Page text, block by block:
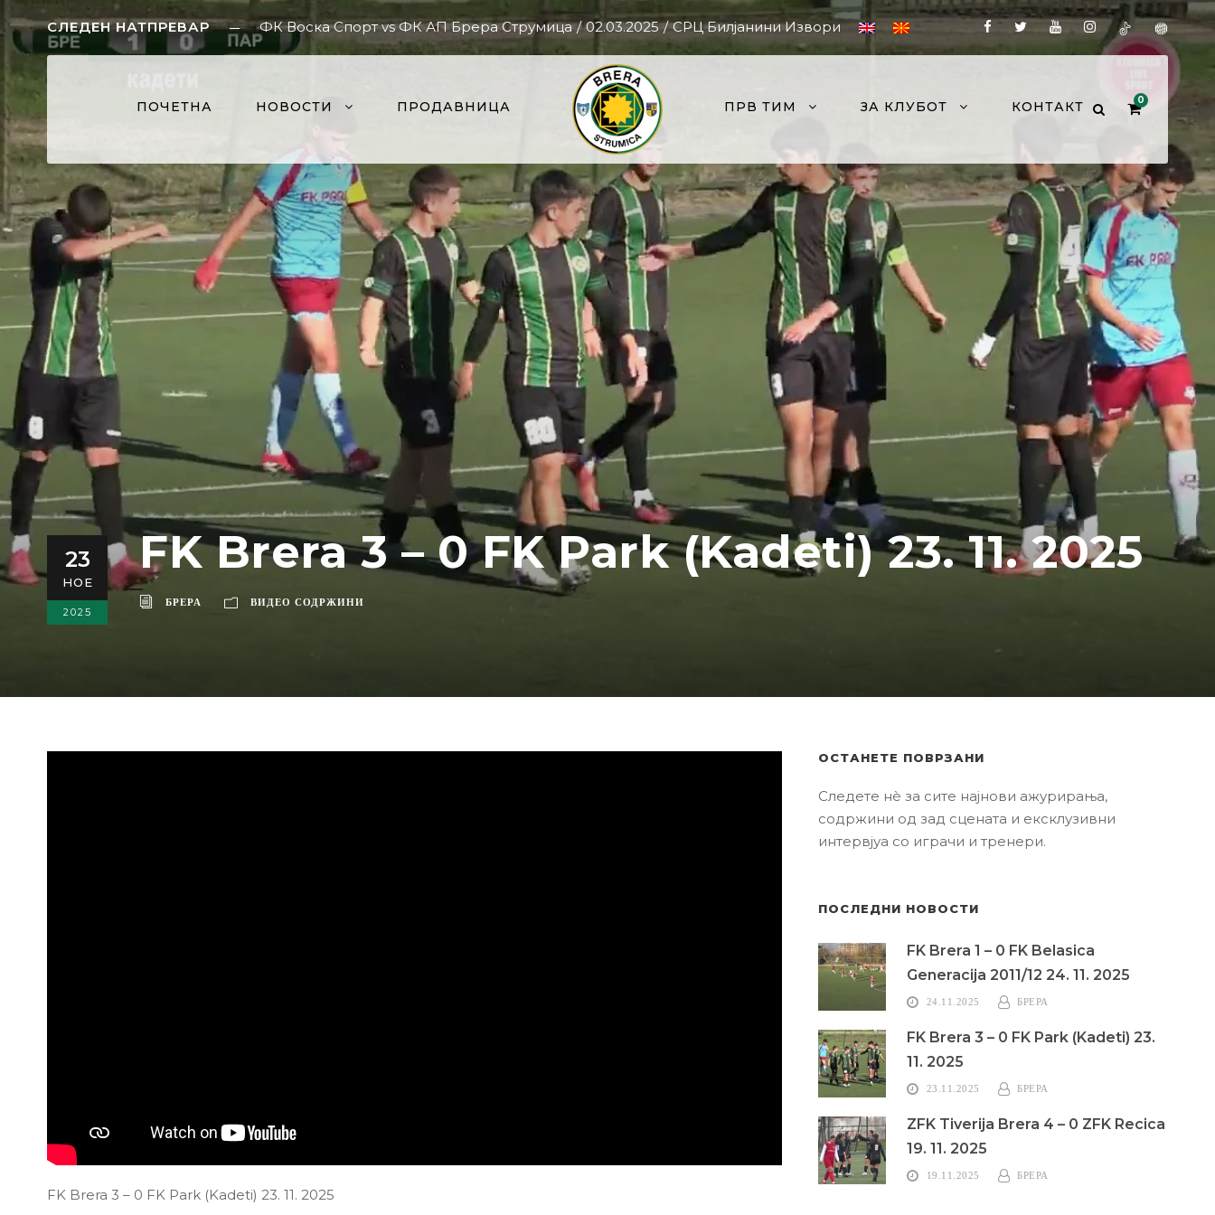
СЛЕДЕН НАТПРЕВАР ФК Воска Спорт vs ФК АП Брера Струмица / 02.03.2025 / СРЦ Билјанини Извори
ПОЧЕТНА НОВОСТИ ПРОДАВНИЦА ПРВ ТИМ ЗА КЛУБОТ КОНТАКТ 0
23
НОЕ
2025
FK Brera 3 – 0 FK Park (Kadeti) 23. 11. 2025
БРЕРА ВИДЕО СОДРЖИНИ
FK Brera 3 – 0 FK Park (Kadeti) 23. 11. 2025
ОСТАНЕТЕ ПОВРЗАНИ
Следете нè за сите најнови ажурирања,
содржини од зад сцената и ексклузивни
интервјуа со играчи и тренери.
ПОСЛЕДНИ НОВОСТИ
FK Brera 1 – 0 FK Belasica
Generacija 2011/12 24. 11. 2025
24.11.2025 БРЕРА
FK Brera 3 – 0 FK Park (Kadeti) 23.
11. 2025
23.11.2025 БРЕРА
ZFK Tiverija Brera 4 – 0 ZFK Recica
19. 11. 2025
19.11.2025 БРЕРА